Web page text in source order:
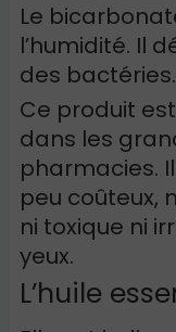
Le
l’humidité. Il
des bactéries.
Ce produit
dans les
pharmacies.
peu coûteux,
ni toxique ni
yeux.
L’huile